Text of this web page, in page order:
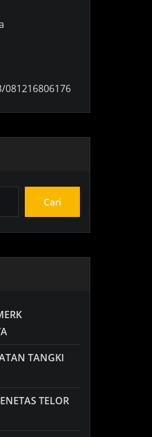
Cari
TANGKI
TELOR